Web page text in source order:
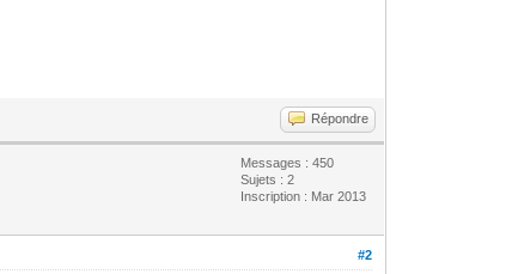
Répondre
Messages : 450
Sujets : 2
Inscription : Mar 2013
#2